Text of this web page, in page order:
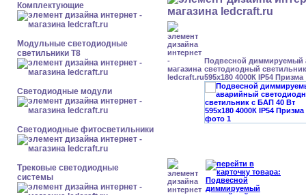
Комплектующие
Модульные светодиодные
светильники Т8
Светодиодные модули
Светодиодные фитосветильники
Трековые светодиодные
системы
Подвесной диммируемый
светодиодный
595x180 4000К IP54 Призма